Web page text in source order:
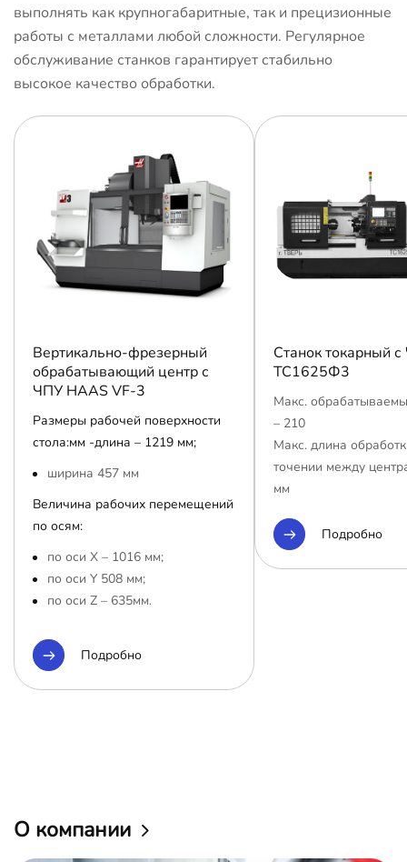
выполнять как крупногабаритные, так и прецизионные
работы с металлами любой сложности. Регулярное
обслуживание станков гарантирует стабильно
высокое качество обработки.
Вертикально-фрезерный
обрабатывающий центр с
ЧПУ HAAS VF-3
Размеры рабочей поверхности
стола:мм -длина – 1219 мм;
ширина 457 мм
Величина рабочих перемещений
по осям:
по оси Х – 1016 мм;
по оси Y 508 мм;
по оси Z – 635мм.
Подробно
Станок токарный
ТС1625Ф3
Макс.
– 210
Макс. длина
точении между
мм
Подробно
О компании